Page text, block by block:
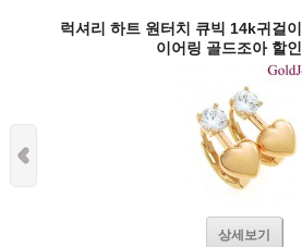
럭셔리 하트 원터치 큐빅 14k귀걸
이어링 골드조아 할
상세보기